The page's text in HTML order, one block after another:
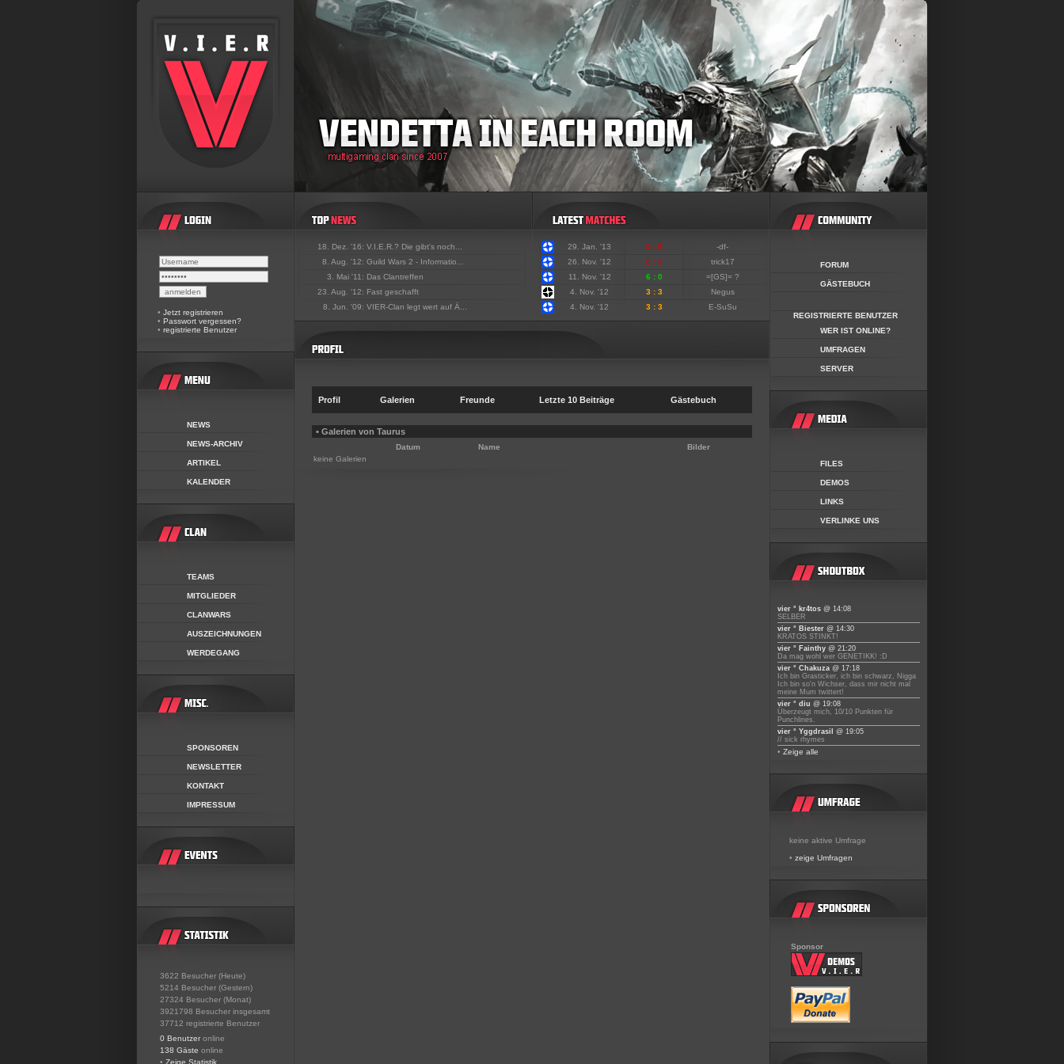
• Jetzt registrieren
• Passwort vergessen?
• registrierte Benutzer
NEWS
NEWS-ARCHIV
ARTIKEL
KALENDER
TEAMS
MITGLIEDER
CLANWARS
AUSZEICHNUNGEN
WERDEGANG
SPONSOREN
NEWSLETTER
KONTAKT
IMPRESSUM
3622 Besucher (Heute)
5214 Besucher (Gestern)
27324 Besucher (Monat)
3921798 Besucher insgesamt
37712 registrierte Benutzer
0 Benutzer online
138 Gäste online
• Zeige Statistik
18. Dez. '16: V.I.E.R.? Die gibt's noch...
8. Aug. '12: Guild Wars 2 - Informatio...
3. Mai '11: Das Clantreffen
23. Aug. '12: Fast geschafft
8. Jun. '09: VIER-Clan legt wert auf Ä...
29. Jan. '13 0 : 6
-df-
26. Nov. '12
0 : 3
trick17
11. Nov. '12
6 : 0
=[GS]= ?
4. Nov. '12
3 : 3
Negus
4. Nov. '12
3 : 3 E-SuSu
Profil Galerien Freunde Letzte 10 Beiträge Gästebuch
• Galerien von Taurus
Datum Name
Bilder
keine Galerien
FORUM
GÄSTEBUCH
REGISTRIERTE BENUTZER
WER IST ONLINE?
UMFRAGEN
SERVER
FILES
DEMOS
LINKS
VERLINKE UNS
vier ° kr4tos @ 14:08
SELBER
vier ° Biester @ 14:30
KRATOS STINKT!
vier ° Fainthy @ 21:20
Da mag wohl wer GENETIKK! :D
vier ° Chakuza @ 17:18
Ich bin Grasticker, ich bin schwarz, Nigga
Ich bin so'n Wichser, dass mir nicht mal
meine Mum twittert!
vier ° diu @ 19:08
Überzeugt mich, 10/10 Punkten für
Punchlines.
vier ° Yggdrasil
@ 19:05
// sick rhymes
• Zeige alle
keine aktive Umfrage
• zeige Umfragen
Sponsor